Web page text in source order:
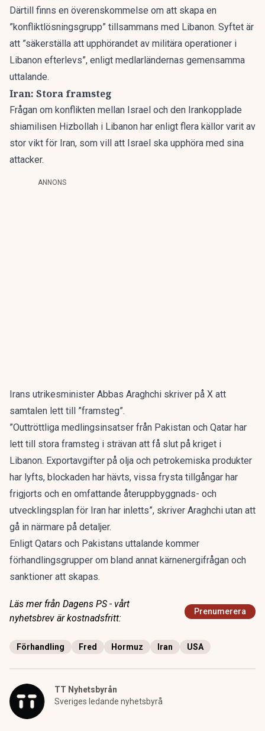
Därtill finns en överenskommelse om att skapa en
”konfliktlösningsgrupp” tillsammans med Libanon. Syftet är
att ”säkerställa att upphörandet av militära operationer i
Libanon efterlevs”, enligt medlarländernas gemensamma
uttalande.
Iran: Stora framsteg
Frågan om konflikten mellan Israel och den Irankopplade
shiamilisen Hizbollah i Libanon har enligt flera källor varit av
stor vikt för Iran, som vill att Israel ska upphöra med sina
attacker.
ANNONS
Irans utrikesminister Abbas Araghchi skriver på X att
samtalen lett till ”framsteg”.
”Outtröttliga medlingsinsatser från Pakistan och Qatar har
lett till stora framsteg i strävan att få slut på kriget i
Libanon. Exportavgifter på olja och petrokemiska produkter
har lyfts, blockaden har hävts, vissa frysta tillgångar har
frigjorts och en omfattande återuppbyggnads- och
utvecklingsplan för Iran har inletts”, skriver Araghchi utan att
gå in närmare på detaljer.
Enligt Qatars och Pakistans uttalande kommer
förhandlingsgrupper om bland annat kärnenergifrågan och
sanktioner att skapas.
Läs mer från Dagens PS - vårt
nyhetsbrev är kostnadsfritt:
Prenumerera
Förhandling Fred Hormuz Iran USA
TT Nyhetsbyrån
Sveriges ledande nyhetsbyrå